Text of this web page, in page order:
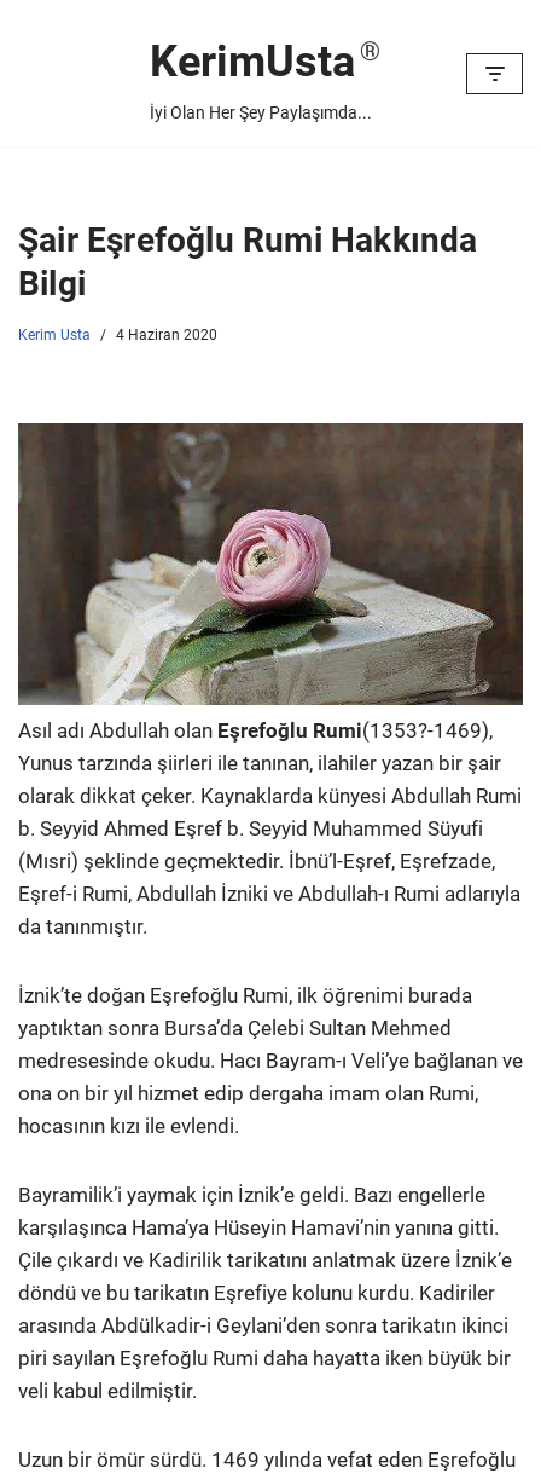
KerimUsta
İyi Olan Her Şey Paylaşımda...
Şair Eşrefoğlu Rumi Hakkında
Bilgi
Kerim Usta 4 Haziran 2020
Asıl adı Abdullah olan Eşrefoğlu Rumi(1353?-1469),
Yunus tarzında şiirleri ile tanınan, ilahiler yazan bir şair
olarak dikkat çeker. Kaynaklarda künyesi Abdullah Rumi
b. Seyyid Ahmed Eşref b. Seyyid Muhammed Süyufi
(Mısri) şeklinde geçmektedir. İbnü’l-Eşref, Eşrefzade,
Eşref-i Rumi, Abdullah İzniki ve Abdullah-ı Rumi adlarıyla
da tanınmıştır.
İznik’te doğan Eşrefoğlu Rumi, ilk öğrenimi burada
yaptıktan sonra Bursa’da Çelebi Sultan Mehmed
medresesinde okudu. Hacı Bayram-ı Veli’ye bağlanan ve
ona on bir yıl hizmet edip dergaha imam olan Rumi,
hocasının kızı ile evlendi.
Bayramilik’i yaymak için İznik’e geldi. Bazı engellerle
karşılaşınca Hama’ya Hüseyin Hamavi’nin yanına gitti.
Çile çıkardı ve Kadirilik tarikatını anlatmak üzere İznik’e
döndü ve bu tarikatın Eşrefiye kolunu kurdu. Kadiriler
arasında Abdülkadir-i Geylani’den sonra tarikatın ikinci
piri sayılan Eşrefoğlu Rumi daha hayatta iken büyük bir
veli kabul edilmiştir.
Uzun bir ömür sürdü. 1469 yılında vefat eden Eşrefoğlu